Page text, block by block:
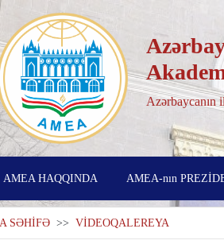
Azərbaycanın
AMEA HAQQINDA AMEA-nın
SƏHİFƏ >> VİDEOQALEREYA